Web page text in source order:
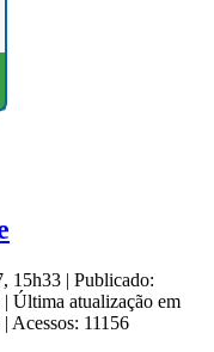
15h33 | Publicado:
| Última atualização em
| Acessos: 11156